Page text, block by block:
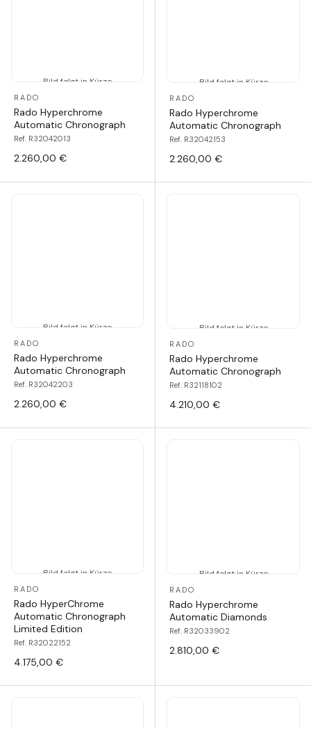
Bild folgt in Kürze
RADO
Rado Hyperchrome
Automatic Chronograph
Ref. R32042013
2.260,00 €
Bild folgt in Kürze
RADO
Rado Hyperchrome
Automatic Chronograph
Ref. R32042153
2.260,00 €
Bild folgt in Kürze
RADO
Rado Hyperchrome
Automatic Chronograph
Ref. R32042203
2.260,00 €
Bild folgt in Kürze
RADO
Rado Hyperchrome
Automatic Chronograph
Ref. R32118102
4.210,00 €
Bild folgt in Kürze
RADO
Rado HyperChrome
Automatic Chronograph
Limited Edition
Ref. R32022152
4.175,00 €
Bild folgt in Kürze
RADO
Rado Hyperchrome
Automatic Diamonds
Ref. R32033902
2.810,00 €